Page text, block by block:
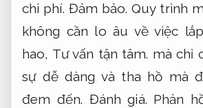
chi phí. Đảm bảo. Quy trình
không cần lo âu về việc
hao, Tư vấn tận tâm. mà chỉ
sự dễ dàng và tha hồ mà
đem đến. Đánh giá. Phản